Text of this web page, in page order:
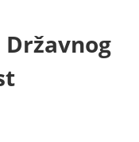
Državnog